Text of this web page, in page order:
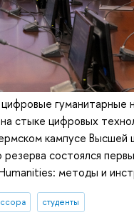
гуманитарные
стыке цифровых
кампусе Высшей
состоялся
методы и
студенты